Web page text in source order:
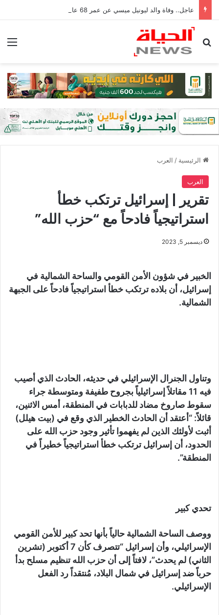
عاجل.. وفاة والد ليونيل ميسي عن عمر 68 عامًا في الأرجنتين
بحث عن
الرئيسية / العرب
العرب
تقرير | إسرائيل ترتكب خطأ
استراتيجياً فادحاً مع “حزب الله”
ديسمبر 5, 2023
الخبير في شؤون الأمن القومي والساحة الشمالية في
إسرائيل، أن بلاده ترتكب خطأ استراتيجياً فادحاً على الجبهة
الشمالية.
وتناول الجنرال الإسرائيلي في حديثه، الحادث الذي أصيب
فيه 11 مقاتلاً إسرائيلياً بجروح طفيفة ومتوسطة جراء
سقوط صاروخ مضاد للدبابات في المنطقة، أمس الاثنين،
قائلاً: “أعتقد أن الحادث الخطير الذي وقع في (بيت هيلل)
أثبت لأولئك الذين لم يفهموا تأثير وجود حزب الله على
الحدود، أن إسرائيل ترتكب خطأ استراتيجياً خطيراً في
المنطقة”.
تحدي كبير
ووصف الساحة الشمالية حالياً بأنها تحد كبير للأمن القومي
الإسرائيلي، وأن إسرائيل “تتصرف كأن 7 أكتوبر (تشرين
الثاني) لم يحدث”، لافتاً إلى أن حزب الله تنظيم مسلح بدأ
حرباً ضد إسرائيل في شمال البلاد، مُنتقداً رد الفعل
الإسرائيلي.